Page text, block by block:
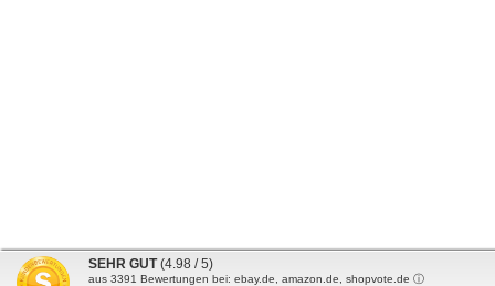
SEHR GUT (4.98 / 5)
aus 3391 Bewertungen bei: ebay.de, amazon.de, shopvote.de ⓘ